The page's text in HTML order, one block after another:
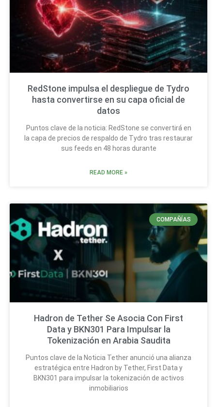
RedStone impulsa el despliegue de Tydro
hasta convertirse en su capa oficial de
datos
Puntos clave de la noticia: RedStone se convertirá en
la capa de precios de respaldo de Tydro tras restaurar
sus feeds en 48 horas durante
READ MORE »
COMPAÑÍAS
Hadron de Tether Se Asocia Con First
Data y BKN301 Para Impulsar la
Tokenización en Arabia Saudita
Puntos clave de la Noticia Tether anunció una alianza
estratégica entre Hadron by Tether, First Data y
BKN301 para impulsar la tokenización de activos
inmobiliarios